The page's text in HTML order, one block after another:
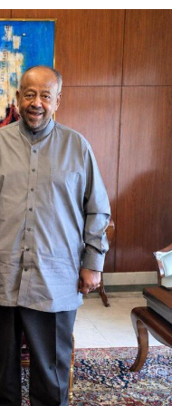
نقلته عنه مواقع
اتصالات يعتبر استحواذاً
زين لحضن الوطن، داعياً
مساهمة عامة.
*أما د. ياسر ميرغني
أبعد من ذلك حيث توعد
شرائحها، وقال إن
على تجهيز المواطن
عامة للشعب، وبالعدم
لإفشال الصفقة، وأضاف: لا
*الخطاب التحريضي غير
مدافعاً على الدوام عن
العديد من الشركات في
يحفز المنافسة.
*المستغرب له أن زين هي
وبشراء دال وهي شركة